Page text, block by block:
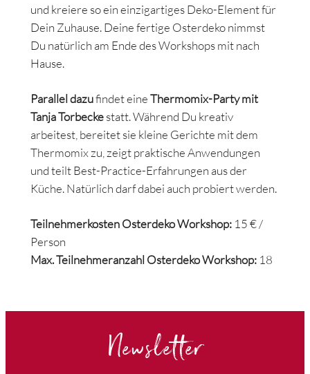
und kreiere so ein einzigartiges Deko-Element für
Dein Zuhause. Deine fertige Osterdeko nimmst
Du natürlich am Ende des Workshops mit nach
Hause.
Parallel dazufindet eineThermomix-Party mit
Tanja Torbeckestatt. Während Du kreativ
arbeitest, bereitet sie kleine Gerichte mit dem
Thermomix zu, zeigt praktische Anwendungen
und teilt Best-Practice-Erfahrungen aus der
Küche. Natürlich darf dabei auch probiert werden.
Teilnehmerkosten Osterdeko Workshop: 15 € /
Person
Max. Teilnehmeranzahl Osterdeko Workshop:18
Newsletter